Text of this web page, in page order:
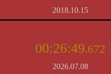
2018.10.15
00:26:49.672
2026.07.08